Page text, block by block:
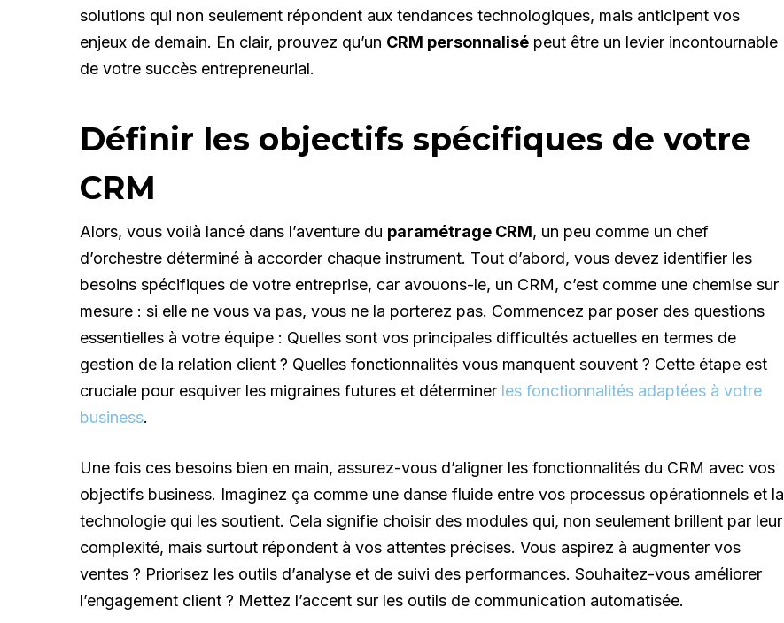
solutions qui non seulement répondent aux tendances technologiques, mais anticipent vos
enjeux de demain. En clair, prouvez qu’un CRM personnalisé peut être un levier incontournable
de votre succès entrepreneurial.
Définir les objectifs spécifiques de votre
CRM
Alors, vous voilà lancé dans l’aventure du paramétrage CRM, un peu comme un chef
d’orchestre déterminé à accorder chaque instrument. Tout d’abord, vous devez identifier les
besoins spécifiques de votre entreprise, car avouons-le, un CRM, c’est comme une chemise sur
mesure : si elle ne vous va pas, vous ne la porterez pas. Commencez par poser des questions
essentielles à votre équipe : Quelles sont vos principales difficultés actuelles en termes de
gestion de la relation client ? Quelles fonctionnalités vous manquent souvent ? Cette étape est
cruciale pour esquiver les migraines futures et déterminer les fonctionnalités adaptées à votre
business.
Une fois ces besoins bien en main, assurez-vous d’aligner les fonctionnalités du CRM avec vos
objectifs business. Imaginez ça comme une danse fluide entre vos processus opérationnels et la
technologie qui les soutient. Cela signifie choisir des modules qui, non seulement brillent par leur
complexité, mais surtout répondent à vos attentes précises. Vous aspirez à augmenter vos
ventes ? Priorisez les outils d’analyse et de suivi des performances. Souhaitez-vous améliorer
l’engagement client ? Mettez l’accent sur les outils de communication automatisée.